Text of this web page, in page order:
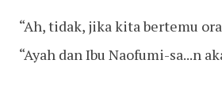
“Ah, tidak, jika kita bertemu
“Ayah dan Ibu Naofumi-sa...n